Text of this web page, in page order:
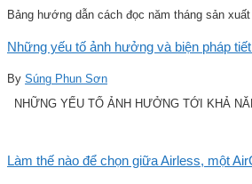
Bảng hướng dẫn cách đọc năm tháng sản xuất
Những yếu tố ảnh hưởng và biện pháp
By Súng Phun Sơn
NHỮNG YẾU TỐ ẢNH HƯỞNG TỚI KHẢ
Làm thế nào để chọn giữa Airless, một